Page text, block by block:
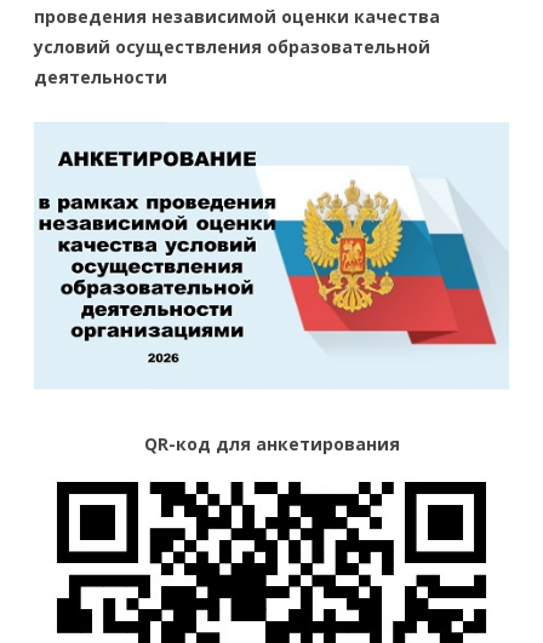
проведения независимой оценки качества
условий осуществления образовательной
деятельности
QR-код для анкетирования